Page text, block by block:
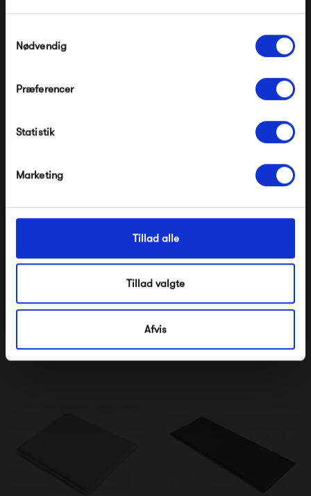
Nødvendig
Præferencer
Statistik
Marketing
Tillad alle
Tillad valgte
Afvis
HAY Palissade Quilted
699,00 kr
HAY Palissade Quilted
1 099,00 kr
HAY Palissade Seat
Cushion Chair & Arm
299,00 kr
Gælder ikke på produkter fra Fermob, File Under
*Ved at tilmelde dig accepterer du at modtage e-